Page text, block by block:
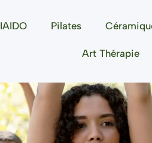
IAIDO Pilates
Art Thérapie